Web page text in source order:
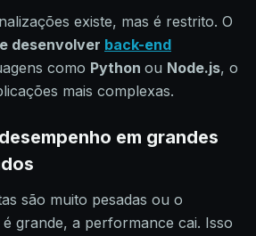
existe, mas é restrito. O
desenvolver back-end
como Python ou Node.js, o
mais complexas.
em grandes
são muito pesadas ou o
grande, a performance cai. Isso